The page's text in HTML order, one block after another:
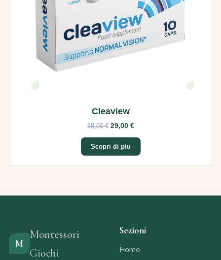
Cleaview
58,00 €29,00 €
Scopri di piu
M
Montessori
Giochi
Sezioni
Home